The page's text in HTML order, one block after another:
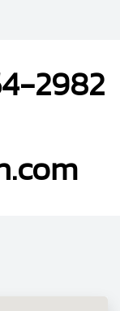
2982